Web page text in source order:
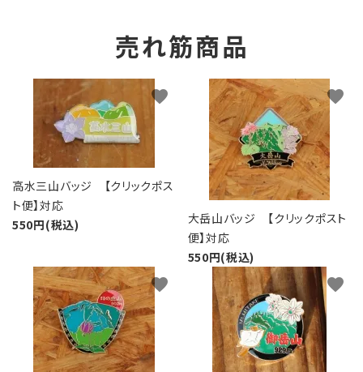
売れ筋商品
高水三山バッジ 【クリックポス
ト便】対応
550円(税込)
favorite
大岳山バッジ 【クリックポスト
便】対応
550円(税込)
favorite
favorite favorite